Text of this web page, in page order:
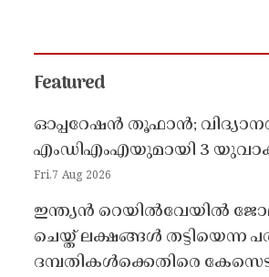
Featured
ഓപ്പറേഷൻ തൂഫാൻ;
എംഡിഎംഎയുമായി 3
Fri,7 Aug 2026
ഇന്ത്യൻ റെയിൽവേയിൽ
ചെയ്ത് ലക്ഷങ്ങൾ തട്ടിയെന്ന
ദമ്പതികൾക്കെതിരെ